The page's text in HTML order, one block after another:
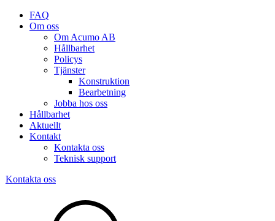
FAQ
Om oss
Om Acumo AB
Hållbarhet
Policys
Tjänster
Konstruktion
Bearbetning
Jobba hos oss
Hållbarhet
Aktuellt
Kontakt
Kontakta oss
Teknisk support
Kontakta oss